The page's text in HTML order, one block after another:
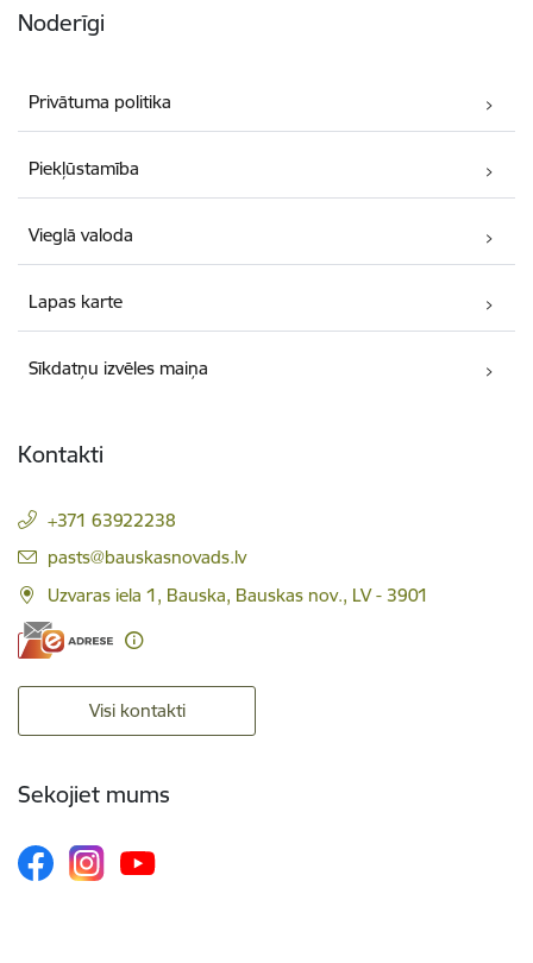
Noderīgi
Privātuma politika
Piekļūstamība
Vieglā valoda
Lapas karte
Sīkdatņu izvēles maiņa
Kontakti
+371 63922238
E-pasts:
pasts@bauskasnovads.lv
Uzvaras iela 1, Bauska, Bauskas nov., LV - 3901
Visi kontakti
Sekojiet mums